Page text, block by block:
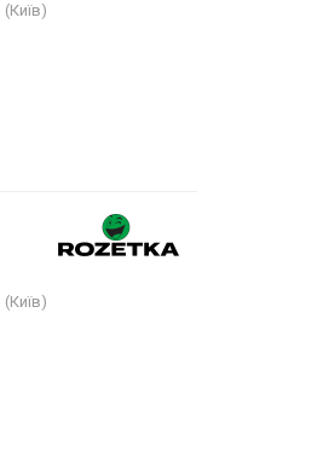
(Київ)
(Київ)